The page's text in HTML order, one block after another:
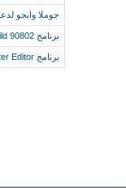
جوملا وابجو
برنامج IconCool Editor 5.94 Build 90802 برنامج محرر وتكبير وتصغير وتحرير وتعديل الصور
برنامج Php Master Editor